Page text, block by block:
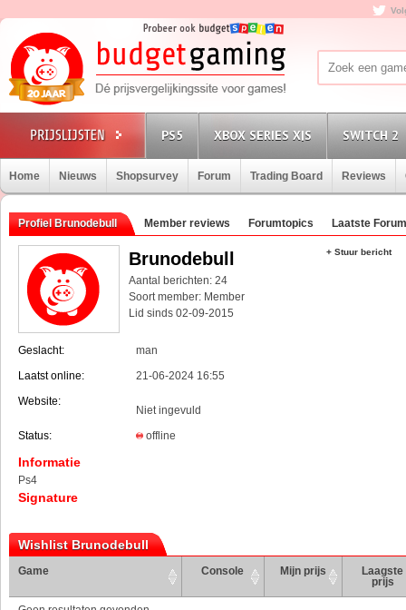
PS5 XBOX SERIES X|S SWITCH 2
Home Nieuws Shopsurvey Forum Trading Board Reviews
Profiel Brunodebull Member reviews Forumtopics Laatste
Brunodebull
Aantal berichten: 24
Soort member: Member
Lid sinds 02-09-2015
Geslacht:
man
Laatst online:
21-06-2024 16:55
Website:
Niet ingevuld
Status:
offline
Informatie
Ps4
Signature
+ Stuur bericht
Wishlist Brunodebull
Game Console Mijn prijs
Laagste
prijs